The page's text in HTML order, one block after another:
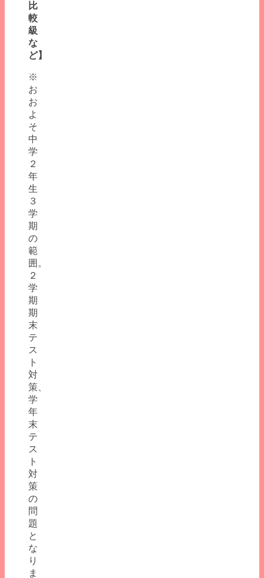
比
較
級
な
ど】
※
お
お
よ
そ
中
学
２
年
生
３
学
期
の
範
囲。
２
学
期
期
末
テ
ス
ト
対
策、
学
年
末
テ
ス
ト
対
策
の
問
題
と
な
り
ま